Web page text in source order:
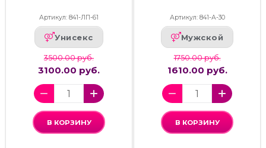
Артикул: 841-ЛП-61
Унисекс
3500.00 руб.
3100.00 руб.
В КОРЗИНУ
Артикул: 841-А-30
Мужской
1750.00 руб.
1610.00 руб.
В КОРЗИНУ